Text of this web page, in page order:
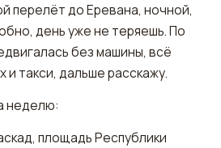
перелёт до Еревана, ночной,
день уже не теряешь. По
без машины, всё
и такси, дальше расскажу.
неделю:
площадь Республики